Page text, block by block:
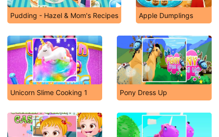
Pudding - Hazel & Mom's Recipes Apple Dumplings
Unicorn Slime Cooking 1 Pony Dress Up